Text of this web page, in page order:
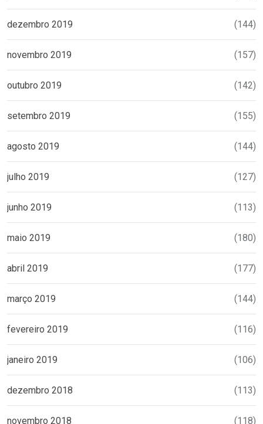
dezembro 2019 (144)
novembro 2019 (157)
outubro 2019 (142)
setembro 2019 (155)
agosto 2019 (144)
julho 2019 (127)
junho 2019 (113)
maio 2019 (180)
abril 2019 (177)
março 2019 (144)
fevereiro 2019 (116)
janeiro 2019 (106)
dezembro 2018 (113)
novembro 2018 (118)